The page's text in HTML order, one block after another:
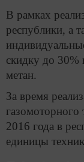
В рамках
республики, а
скидку до 30%
метан.
За время
газомоторного
2016 года в
единицы